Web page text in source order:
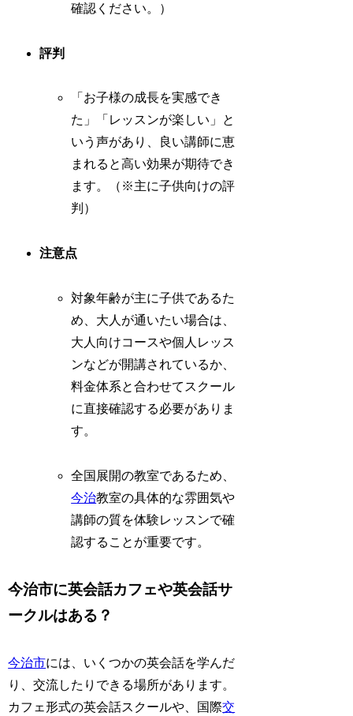
確認ください。）
評判
「お子様の成長を実感でき
た」「レッスンが楽しい」と
いう声があり、良い講師に恵
まれると高い効果が期待でき
ます。（※主に子供向けの評
判）
注意点
対象年齢が主に子供であるた
め、大人が通いたい場合は、
大人向けコースや個人レッス
ンなどが開講されているか、
料金体系と合わせてスクール
に直接確認する必要がありま
す。
全国展開の教室であるため、
今治教室の具体的な雰囲気や
講師の質を体験レッスンで確
認することが重要です。
今治市に英会話カフェや英会話サ
ークルはある？
今治市には、いくつかの英会話を学んだ
り、交流したりできる場所があります。
カフェ形式の英会話スクールや、国際交